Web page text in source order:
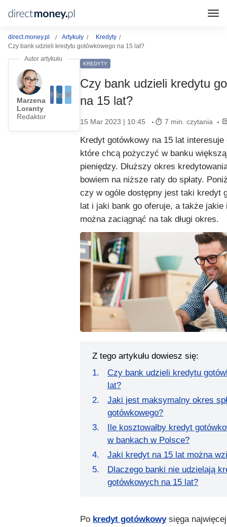
direct.money.pl Artykuły
Kredyty
Czy bank udzieli kredytu gotówkowego na 15 lat?
Marzena
Loranty
Redaktor
KREDYTY
Czy bank udzieli kredytu
na 15 lat?
15 Mar 2023 | 10:45 7 min. czytania
Kredyt gotówkowy na 15 lat interesuje
które chcą pożyczyć w banku
pieniędzy. Dłuższy okres
bowiem na niższe raty do spłaty.
czy w ogóle dostępny jest taki kredyt
lat i jaki bank go oferuje, a także jakie
można zaciągnąć na tak długi okres.
Z tego artykułu dowiesz się:
Czy bank udzieli kredytu
lat?
Jaki jest maksymalny okres
gotówkowego?
Ile kosztowałby kredyt
w bankach w Polsce?
Jaki kredyt na 15 lat można
Dlaczego banki nie udzielają
gotówkowych na 15 lat?
Po kredyt gotówkowysięga